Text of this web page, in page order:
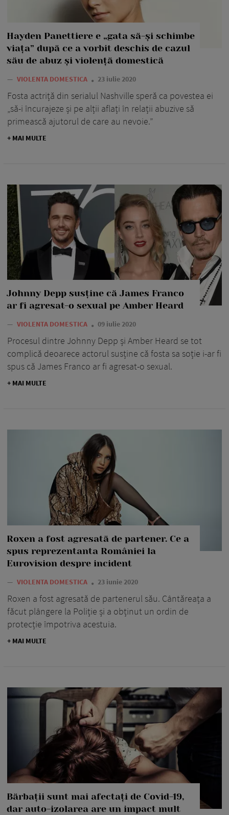
Hayden Panettiere e „gata să-și schimbe
viața” după ce a vorbit deschis de cazul
său de abuz și violență domestică
— VIOLENTA DOMESTICA 23 iulie 2020
Fosta actriță din serialul Nashville speră ca povestea ei
„să-i încurajeze și pe alții aflați în relații abuzive să
primească ajutorul de care au nevoie.”
+ MAI MULTE
Johnny Depp susține că James Franco
ar fi agresat-o sexual pe Amber Heard
— VIOLENTA DOMESTICA 09 iulie 2020
Procesul dintre Johnny Depp și Amber Heard se tot
complică deoarece actorul susține că fosta sa soție i-ar fi
spus că James Franco ar fi agresat-o sexual.
+ MAI MULTE
Roxen a fost agresată de partener. Ce a
spus reprezentanta României la
Eurovision despre incident
— VIOLENTA DOMESTICA 23 iunie 2020
Roxen a fost agresată de partenerul său. Cântăreața a
făcut plângere la Poliție și a obținut un ordin de
protecție împotriva acestuia.
+ MAI MULTE
Bărbații sunt mai afectați de Covid-19,
dar auto-izolarea are un impact mult